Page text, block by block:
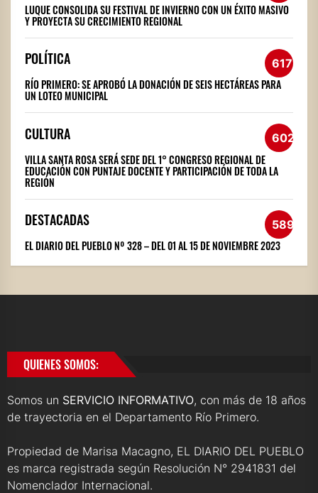
LUQUE CONSOLIDA SU FESTIVAL DE INVIERNO CON UN ÉXITO MASIVO
Y PROYECTA SU CRECIMIENTO REGIONAL
POLÍTICA 617
RÍO PRIMERO: SE APROBÓ LA DONACIÓN DE SEIS HECTÁREAS PARA
UN LOTEO MUNICIPAL
CULTURA 602
VILLA SANTA ROSA SERÁ SEDE DEL 1° CONGRESO REGIONAL DE
EDUCACIÓN CON PUNTAJE DOCENTE Y PARTICIPACIÓN DE TODA LA
REGIÓN
DESTACADAS 589
EL DIARIO DEL PUEBLO Nº 328 – DEL 01 AL 15 DE NOVIEMBRE 2023
QUIENES SOMOS:
Somos un SERVICIO INFORMATIVO, con más de 18 años
de trayectoria en el Departamento Río Primero.
Propiedad de Marisa Macagno, EL DIARIO DEL PUEBLO
es marca registrada según Resolución N° 2941831 del
Nomenclador Internacional.